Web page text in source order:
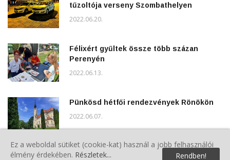
tűzoltója verseny Szombathelyen
2022.06.20.
Félixért gyűltek össze több százan
Perenyén
2022.06.13.
Pünkösd hétfői rendezvények Rönökön
2022.06.07.
Polgárőrök a Gyereknapon
Ez a weboldal sütiket (cookie-kat) használ a jobb felhasználói
élmény érdekében. Részletek... Rendben!